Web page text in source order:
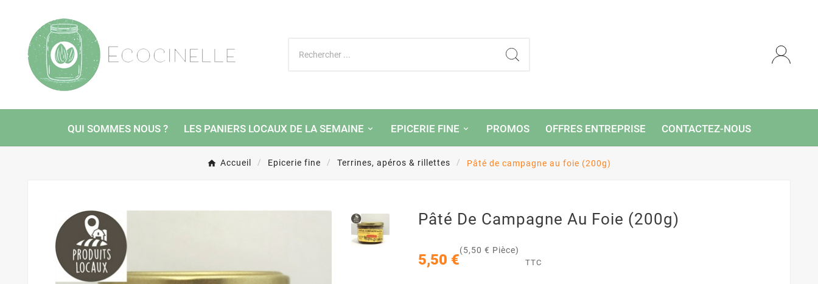
QUI SOMMES NOUS ? LES PANIERS LOCAUX DE LA SEMAINE EPICERIE FINE PROMOS OFFRES ENTREPRISE CONTACTEZ-NOUS
Accueil Epicerie fine Terrines, apéros & rillettes Pâté de campagne au foie (200g)
Pâté De Campagne Au Foie (200g)
5,50 €
(5,50 € Pièce)
TTC